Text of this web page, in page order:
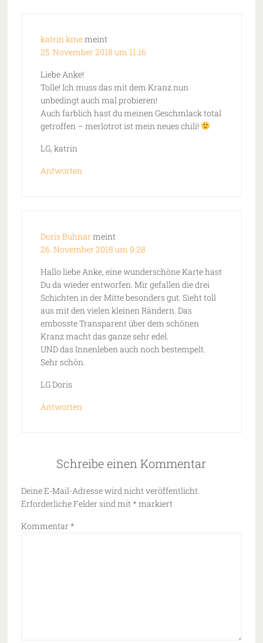
katrin kmemeint
25. November 2018 um 11:16
Liebe Anke!
Tolle! Ich muss das mit dem Kranz nun
unbedingt auch mal probieren!
Auch farblich hast du meinen Geschmlack total
getroffen – merlotrot ist mein neues chili!
LG, katrin
Antworten
Doris Buhnarmeint
26. November 2018 um 9:28
Hallo liebe Anke, eine wunderschöne Karte hast
Du da wieder entworfen. Mir gefallen die drei
Schichten in der Mitte besonders gut. Sieht toll
aus mit den vielen kleinen Rändern. Das
embosste Transparent über dem schönen
Kranz macht das ganze sehr edel.
UND das Innenleben auch noch bestempelt.
Sehr schön.
LG Doris
Antworten
Schreibe einen Kommentar
Deine E-Mail-Adresse wird nicht veröffentlicht.
Erforderliche Felder sind mit * markiert
Kommentar*